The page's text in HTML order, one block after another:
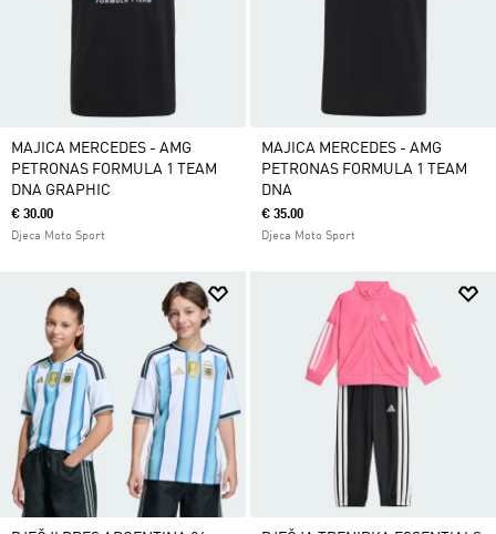
MAJICA MERCEDES - AMG
PETRONAS FORMULA 1 TEAM
DNA GRAPHIC
€ 30.00
Djeca Moto Sport
MAJICA MERCEDES - AMG
PETRONAS FORMULA 1 TEAM
DNA
€ 35.00
Djeca Moto Sport